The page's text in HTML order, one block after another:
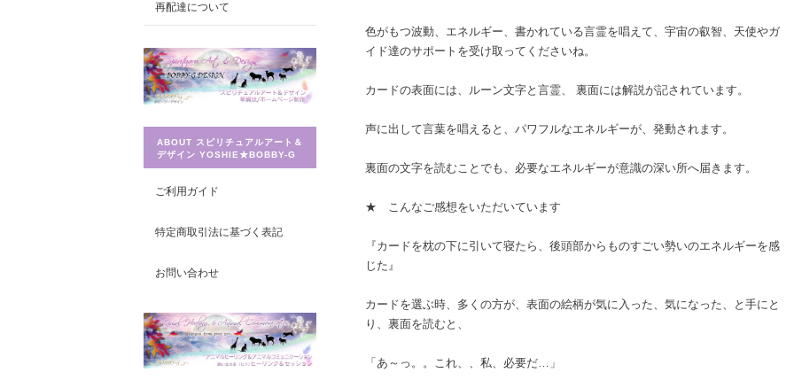
色がもつ波動、エネルギー、書かれている言霊を唱えて、宇宙の叡智、天使やガ
イド達のサポートを受け取ってくださいね。
カードの表面には、ルーン文字と言霊、 裏面には解説が記されています。
声に出して言葉を唱えると、パワフルなエネルギーが、発動されます。
裏面の文字を読むことでも、必要なエネルギーが意識の深い所へ届きます。
★ こんなご感想をいただいています
『カードを枕の下に引いて寝たら、後頭部からものすごい勢いのエネルギーを感
じた』
カードを選ぶ時、多くの方が、表面の絵柄が気に入った、気になった、と手にと
り、裏面を読むと、
「あ～っ。。これ、、私、必要だ…」
再配達について
ABOUT スピリチュアルアート＆
デザイン YOSHIE★BOBBY-G
ご利用ガイド
特定商取引法に基づく表記
お問い合わせ